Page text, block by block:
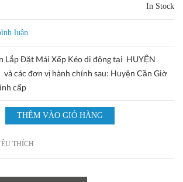
In Stock
luận
Lắp Đặt Mái Xếp Kéo di động tại HUYỆN
các đơn vị hành chính sau: Huyện Cần Giờ
cấp
THÍCH